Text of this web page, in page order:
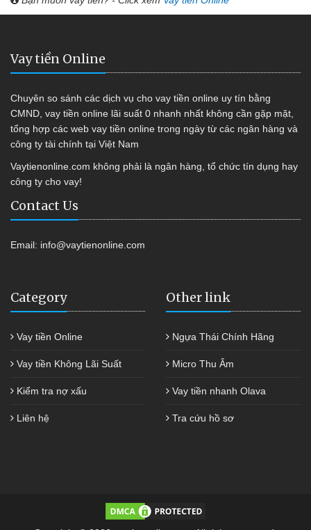
Vay tiền Online
Chuyên so sánh các dịch vụ cho vay tiền online uy tín bằng
CMND, vay tiền online lãi suất 0 nhanh nhất không cần gặp mặt,
tổng hợp các web vay tiền online trong ngày từ các ngân hàng và
công ty tài chính tại Việt Nam
Vaytienonline.com không phải là ngân hàng, tổ chức tín dụng hay
công ty cho vay!
Contact Us
Email: info@vaytienonline.com
Category
Vay tiền Online
Vay tiền Không Lãi Suất
Kiểm tra nợ xấu
Liên hệ
Other link
Ngựa Thái Chính Hãng
Micro Thu Âm
Vay tiền nhanh Olava
Tra cứu hồ sơ